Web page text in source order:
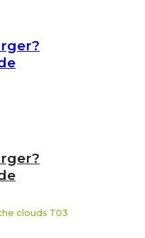
clouds T03